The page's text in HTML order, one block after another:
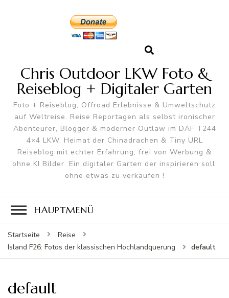
Chris Outdoor LKW Foto &
Reiseblog + Digitaler Garten
Foto + Reiseblog, Offroad Erlebnisse & Umweltschutz
auf Weltreise. Reise Reportagen als selbst ironischer
Abenteurer, Blogger & moderner Outlaw im DAF T244
4×4 LKW. Heimat der Chinadrachen & Tiny URL
Reiseblog mit echter Erfahrung, frei von Werbung &
ohne KI Bilder. Ein digitaler Garten der inspirieren soll,
ohne etwas zu verkaufen !
HAUPTMENÜ
Startseite
Reise
Island F26: Fotos der klassischen Hochlandquerung
default
default